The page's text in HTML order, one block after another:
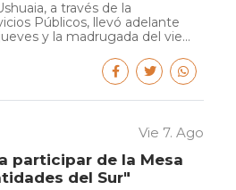
a través de la
Públicos, llevó adelante
y la madrugada del vie...
Vie 7. Ago
participar de la Mesa
del Sur"